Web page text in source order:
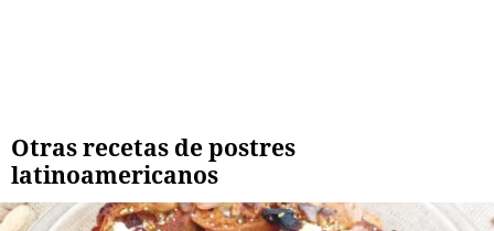
Otras recetas de postres
latinoamericanos